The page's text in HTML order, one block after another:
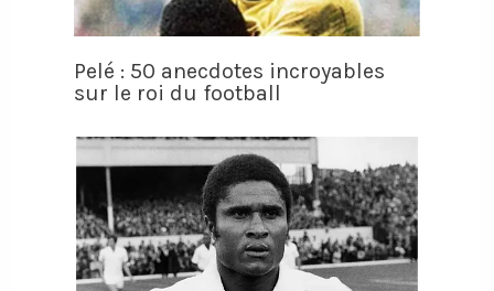
Pelé : 50 anecdotes incroyables
sur le roi du football